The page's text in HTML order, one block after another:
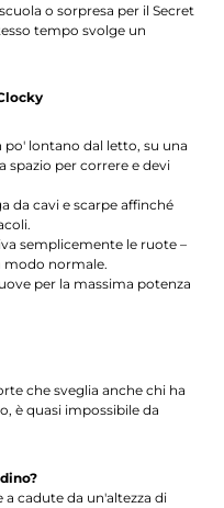
o sorpresa per il Secret
tempo svolge un
lontano dal letto, su una
spazio per correre e devi
da cavi e scarpe affinché
semplicemente le ruote –
modo normale.
per la massima potenza
che sveglia anche chi ha
è quasi impossibile da
cadute da un'altezza di